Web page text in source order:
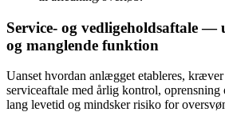
Service- og vedligeholdsaftale —
og manglende funktion
Uanset hvordan anlægget etableres,
serviceaftale med årlig kontrol,
lang levetid og mindsker risiko for